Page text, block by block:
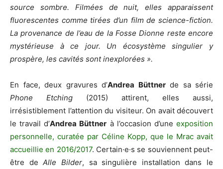
source sombre. Filmées de nuit, elles apparaissent
fluorescentes comme tirées d’un film de science-fiction.
La provenance de l’eau de la Fosse Dionne reste encore
mystérieuse à ce jour. Un écosystème singulier y
prospère, les cavités sont inexplorées ».
En face, deux gravures d’Andrea Büttnerde sa série
Phone Etching (2015) attirent, elles aussi,
irrésistiblement l’attention du visiteur. On avait découvert
le travail d’Andrea Büttner à l’occasion d’uneexposition
personnelle, curatée par Céline Kopp, que le Mrac avait
accueillie en 2016/2017. Certain·e·s se souviennent peut-
être deAlle Bilder, sa singulière installation dans le